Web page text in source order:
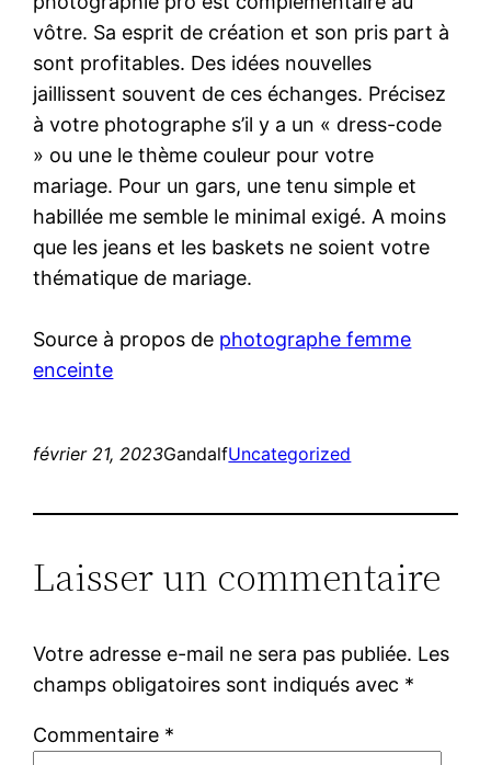
vôtre. Sa esprit de création et son pris part à
sont profitables. Des idées nouvelles
jaillissent souvent de ces échanges. Précisez
à votre photographe s’il y a un « dress-code
» ou une le thème couleur pour votre
mariage. Pour un gars, une tenu simple et
habillée me semble le minimal exigé. A moins
que les jeans et les baskets ne soient votre
thématique de mariage.
Source à propos de photographe femme
enceinte
février 21, 2023GandalfUncategorized
Laisser un commentaire
Votre adresse e-mail ne sera pas publiée. Les
champs obligatoires sont indiqués avec *
Commentaire *